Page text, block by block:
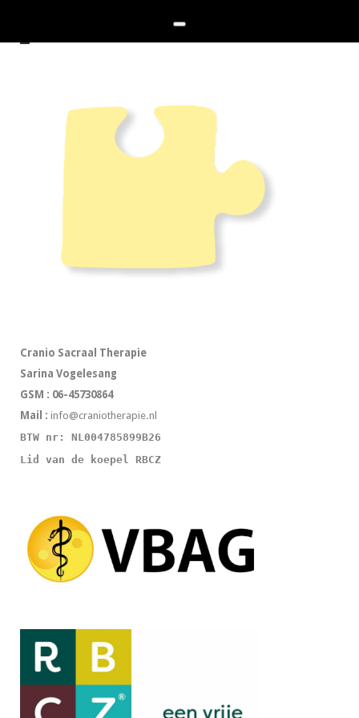
Cranio Sacraal Therapie
Sarina Vogelesang
GSM : 06-45730864
Mail : info@craniotherapie.nl
BTW nr: NL004785899B26
Lid van de koepel RBCZ